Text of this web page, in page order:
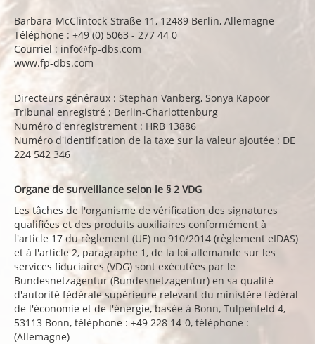
Barbara-McClintock-Straße 11, 12489 Berlin, Allemagne
Téléphone : +49 (0) 5063 - 277 44 0
Courriel : info@fp-dbs.com
www.fp-dbs.com
Directeurs généraux : Stephan Vanberg, Sonya Kapoor
Tribunal enregistré : Berlin-Charlottenburg
Numéro d'enregistrement : HRB 13886
Numéro d'identification de la taxe sur la valeur ajoutée : DE
224 542 346
Organe de surveillance selon le § 2 VDG
Les tâches de l'organisme de vérification des signatures
qualifiées et des produits auxiliaires conformément à
l'article 17 du règlement (UE) no 910/2014 (règlement eIDAS)
et à l'article 2, paragraphe 1, de la loi allemande sur les
services fiduciaires (VDG) sont exécutées par le
Bundesnetzagentur (Bundesnetzagentur) en sa qualité
d'autorité fédérale supérieure relevant du ministère fédéral
de l'économie et de l'énergie, basée à Bonn, Tulpenfeld 4,
53113 Bonn, téléphone : +49 228 14-0, téléphone :
(Allemagne)